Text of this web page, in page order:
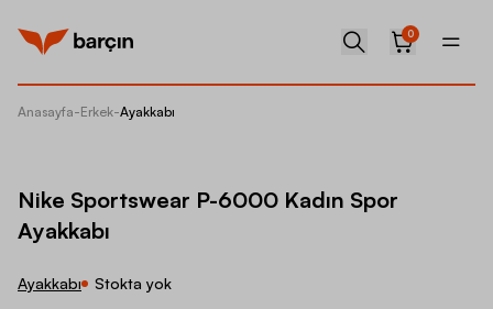
0
Anasayfa-Erkek-Ayakkabı
Nike Sportswear P-6000 Kadın Spor
Ayakkabı
Ayakkabı Stokta yok